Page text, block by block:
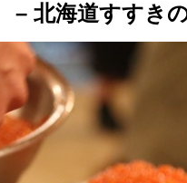
– 北海道すすき